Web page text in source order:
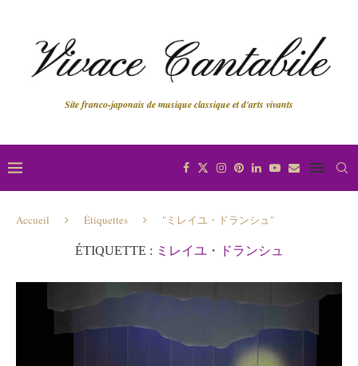
Site franco-japonais de musique classique et d'arts vivants
Accueil Étiquettes "ミレイユ・ドランシュ"
ÉTIQUETTE : ミレイユ・ドランシュ